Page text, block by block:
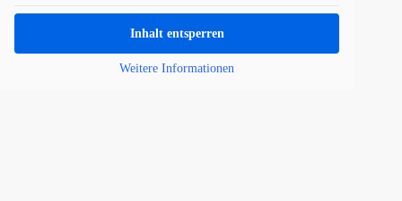
Inhalt entsperren
Weitere Informationen